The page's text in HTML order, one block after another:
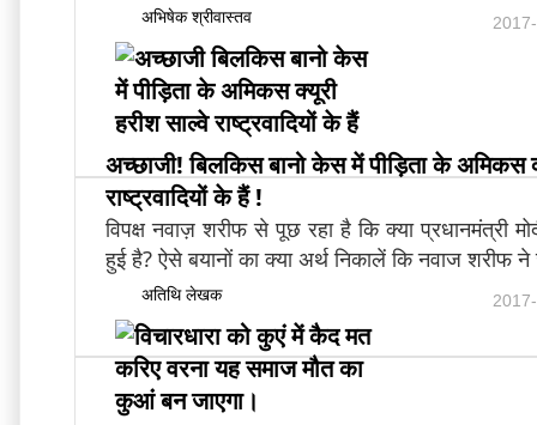
अभिषेक श्रीवास्तव
अच्छाजी! बिलकिस बानो केस में पीड़िता के अमिकस
राष्ट्रवादियों के हैं !
विपक्ष नवाज़ शरीफ से पूछ रहा है कि क्या प्रधानमंत्री
हुई है? ऐसे बयानों का क्या अर्थ निकालें कि नवाज शरीफ
अतिथि लेखक